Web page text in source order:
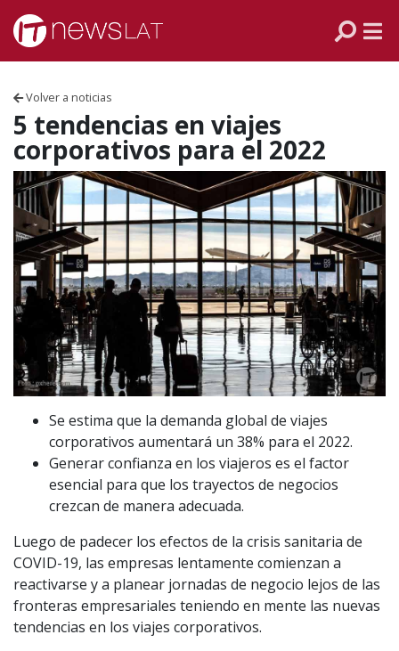
Skip to content
Volver a noticias
5 tendencias en viajes
corporativos para el 2022
Se estima que la demanda global de viajes
corporativos aumentará un 38% para el 2022.
Generar confianza en los viajeros es el factor
esencial para que los trayectos de negocios
crezcan de manera adecuada.
Luego de padecer los efectos de la crisis sanitaria de
COVID-19, las empresas lentamente comienzan a
reactivarse y a planear jornadas de negocio lejos de las
fronteras empresariales teniendo en mente las nuevas
tendencias en los viajes corporativos.
VENEZUELA
ECUADOR
PERÚ
CHILE
ARGENTINA
MÉXICO